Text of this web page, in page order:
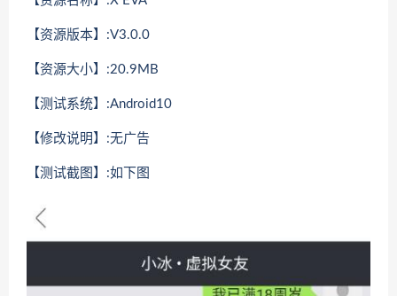
【资源版本】:V3.0.0
【资源大小】:20.9MB
【测试系统】:Android10
【修改说明】:无广告
【测试截图】:如下图